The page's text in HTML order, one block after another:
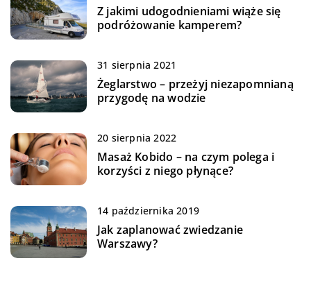
Z jakimi udogodnieniami wiąże się
podróżowanie kamperem?
31 sierpnia 2021
Żeglarstwo – przeżyj niezapomnianą
przygodę na wodzie
20 sierpnia 2022
Masaż Kobido – na czym polega i
korzyści z niego płynące?
14 października 2019
Jak zaplanować zwiedzanie
Warszawy?